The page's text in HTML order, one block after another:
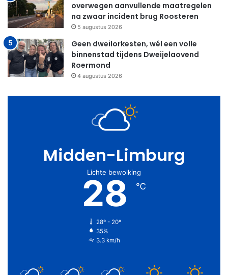
overwegen aanvullende maatregelen
na zwaar incident brug Roosteren
5 augustus 2026
Geen dweilorkesten, wél een volle
binnenstad tijdens Dweijelaovend
Roermond
4 augustus 2026
Midden-Limburg
Lichte bewolking
28 ℃
28º - 20º
35%
3.3 km/h